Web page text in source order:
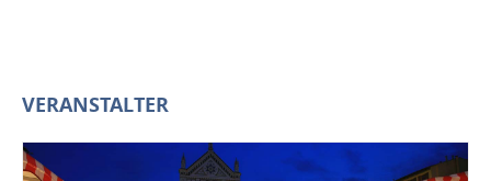
VERANSTALTER